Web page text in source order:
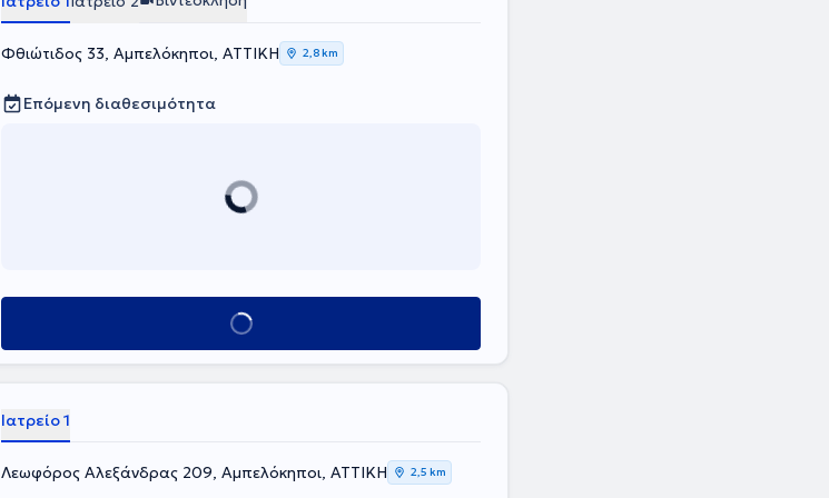
Φθιώτιδος 33, Αμπελόκηποι, ΑΤΤΙΚΗ 2,8 km
Επόμενη διαθεσιμότητα
Κλείσε ραντεβού
Ιατρείο 1
Λεωφόρος Αλεξάνδρας 209, Αμπελόκηποι, ΑΤΤΙΚΗ 2,5 km